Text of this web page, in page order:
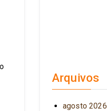
Arquivos
agosto 2026